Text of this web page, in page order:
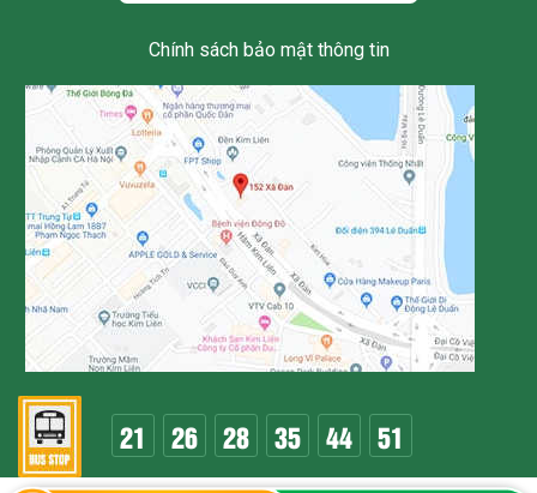
Chính sách bảo mật thông tin
21 26 28 35 44 51